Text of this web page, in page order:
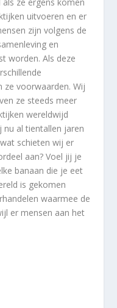
uitvoeren en er
zijn volgens de
en
worden. Als deze
ze voorwaarden. Wij
ze steeds meer
wereldwijd
al tientallen jaren
schieten wij er
aan? Voel jij je
banaan die je eet
is gekomen
waarmee de
er mensen aan het